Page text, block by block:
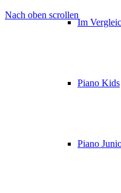
Im
Piano Kids
Piano
Nach oben scrollen